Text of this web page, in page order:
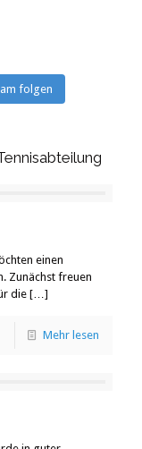
folgen
einen
Zunächst freuen
die […]
Mehr lesen